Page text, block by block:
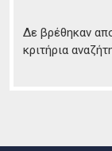
Δε βρέθηκαν
κριτήρια